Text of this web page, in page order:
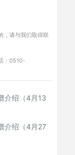
，请与我们取得联
：0510-
介绍（4月13
介绍（4月27